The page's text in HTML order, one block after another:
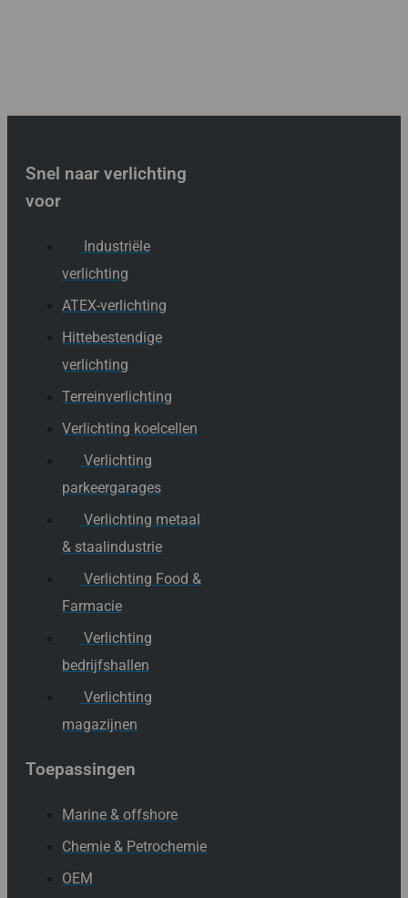
Snel naar verlichting
voor
Industriële
verlichting
ATEX-verlichting
Hittebestendige
verlichting
Terreinverlichting
Verlichting koelcellen
Verlichting
parkeergarages
Verlichting metaal
& staalindustrie
Verlichting Food &
Farmacie
Verlichting
bedrijfshallen
Verlichting
magazijnen
Toepassingen
Marine & offshore
Chemie & Petrochemie
OEM